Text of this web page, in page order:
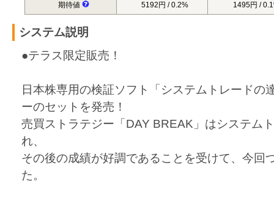
期待値 5192円 / 0.2% 1495円 /
システム説明
●テラス限定販売！
日本株専用の検証ソフト「システムトレードの
ーのセットを発売！
売買ストラテジー「DAY BREAK」はシステム
れ、
その後の成績が好調であることを受けて、今回
た。